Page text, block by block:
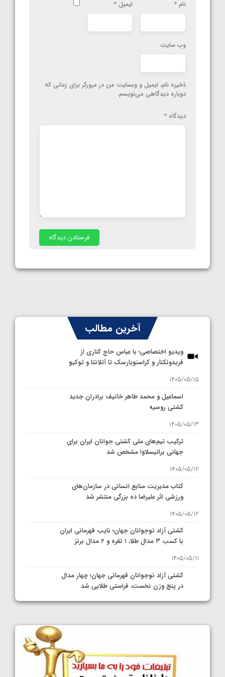
نام * ایمیل *
وب‌ سایت
ذخیره نام، ایمیل و وبسایت من در مرورگر برای زمانی که
دوباره دیدگاهی می‌نویسم.
دیدگاه *
آخرین مطالب
ویدیو اختصاصی؛ با عباس حاج کناری از
فریدونکنار و کراسنویارسک تا آتلانتا و توکیو
1405/05/15
اسماعیل و محمد طاهر خانیف برادران جدید
کشتی روسیه
1405/05/13
ترکیب تیم‌های ملی کشتی جوانان ایران برای
جهانی براتیسلاوا مشخص شد
1405/05/12
کتاب مدیریت منابع انسانی در سازمان‌های
ورزشی اثر علیرضا ده بزرگی منتشر شد
1405/05/12
کشتی آزاد نوجوانان جهان؛ نایب قهرمانی ایران
با کسب ۳ مدال طلا، ۱ نقره و ۲ مدال برنز
1405/05/11
کشتی آزاد نوجوانان قهرمانی جهان؛ چهار مدال
در پنج وزن نخست، فراستی طلایی شد
1405/05/11
کشتی آزاد نوجوانان جهان؛ رقبای نمایندگان